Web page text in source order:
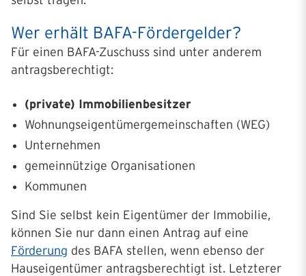
Wer erhält BAFA-Fördergelder?
Für einen BAFA-Zuschuss sind unter anderem
antragsberechtigt:
(private) Immobilienbesitzer
Wohnungseigentümergemeinschaften (WEG)
Unternehmen
gemeinnützige Organisationen
Kommunen
Sind Sie selbst kein Eigentümer der Immobilie,
können Sie nur dann einen Antrag auf eine
Förderung des BAFA stellen, wenn ebenso der
Hauseigentümer antragsberechtigt ist. Letzterer